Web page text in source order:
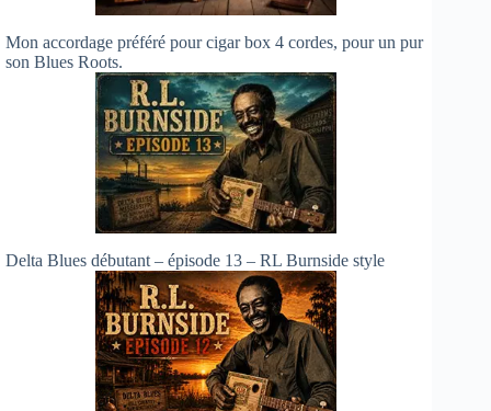
Mon accordage préféré pour cigar box 4 cordes, pour un pur
son Blues Roots.
Delta Blues débutant – épisode 13 – RL Burnside style